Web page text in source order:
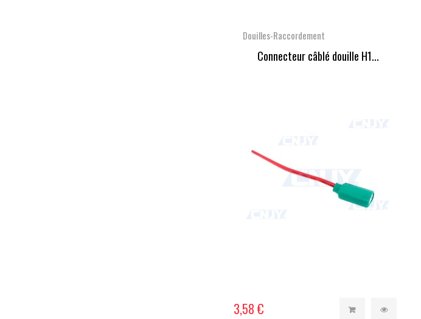
Douilles-Raccordement
Connecteur câblé douille H1...
3,58 €